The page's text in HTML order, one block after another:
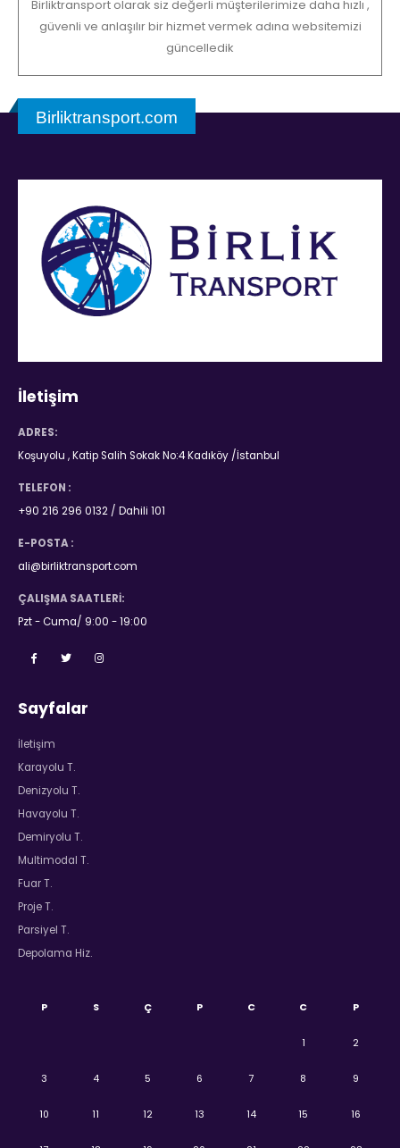
Birliktransport olarak siz değerli müşterilerimize daha hızlı ,
güvenli ve anlaşılır bir hizmet vermek adına websitemizi
güncelledik
Birliktransport.com
İletişim
ADRES:
Koşuyolu , Katip Salih Sokak No:4 Kadıköy /İstanbul
TELEFON :
+90 216 296 0132 / Dahili 101
E-POSTA :
ali@birliktransport.com
ÇALIŞMA SAATLERI:
Pzt - Cuma/ 9:00 - 19:00
Sayfalar
İletişim
Karayolu T.
Denizyolu T.
Havayolu T.
Demiryolu T.
Multimodal T.
Fuar T.
Proje T.
Parsiyel T.
Depolama Hiz.
P S Ç P C C P
1 2
3 4 5 6 7 8 9
10 11 12 13 14 15 16